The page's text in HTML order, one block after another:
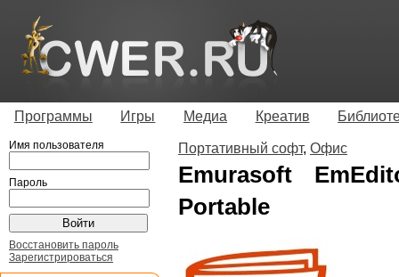
Программы Игры Медиа Креатив
Портативный софт, Офис
Emurasoft
Portable
Имя пользователя
Пароль
Восстановить пароль
Зарегистрироваться